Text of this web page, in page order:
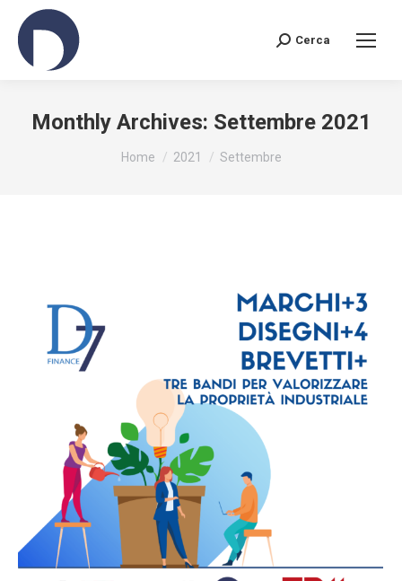
Search:
Cerca
Monthly Archives: Settembre 2021
You are here:
Home 2021 Settembre